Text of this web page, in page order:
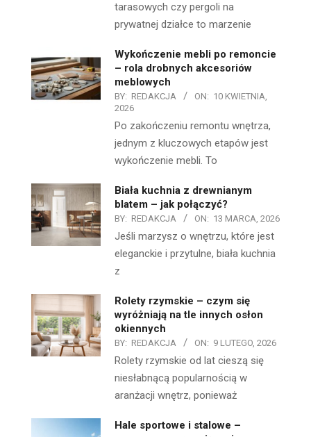
tarasowych czy pergoli na
prywatnej działce to marzenie
Wykończenie mebli po remoncie
– rola drobnych akcesoriów
meblowych
BY: REDAKCJA ON: 10 KWIETNIA,
2026
Po zakończeniu remontu wnętrza,
jednym z kluczowych etapów jest
wykończenie mebli. To
Biała kuchnia z drewnianym
blatem – jak połączyć?
BY: REDAKCJA ON: 13 MARCA, 2026
Jeśli marzysz o wnętrzu, które jest
eleganckie i przytulne, biała kuchnia
z
Rolety rzymskie – czym się
wyróżniają na tle innych osłon
okiennych
BY: REDAKCJA ON: 9 LUTEGO, 2026
Rolety rzymskie od lat cieszą się
niesłabnącą popularnością w
aranżacji wnętrz, ponieważ
Hale sportowe i stalowe –